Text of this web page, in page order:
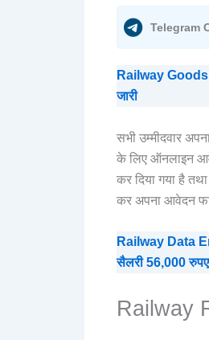
Telegram
Railway Goods
जारी
सभी उम्मीदवार
के लिए ऑनलाइन
कर दिया गया है
कर अपना आवेदन
Railway Data
सैलरी 56,000 रुपए
Railway